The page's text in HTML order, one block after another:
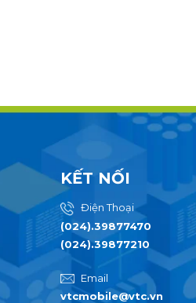
KẾT NỐI
Điện Thoại
(024).39877470
(024).39877210
Email
vtcmobile@vtc.vn